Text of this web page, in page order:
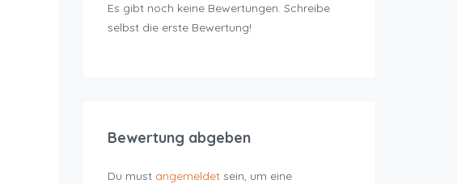
Es gibt noch keine Bewertungen. Schreibe
selbst die erste Bewertung!
Bewertung abgeben
Du must angemeldet sein, um eine